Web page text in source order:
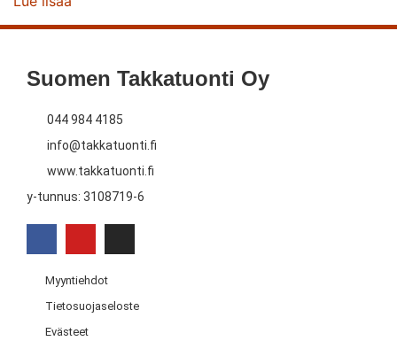
Suomen Takkatuonti Oy
044 984 4185
info@takkatuonti.fi
www.takkatuonti.fi
y-tunnus: 3108719-6
Myyntiehdot
Tietosuojaseloste
Evästeet